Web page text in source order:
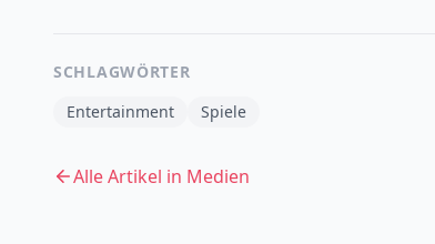
SCHLAGWÖRTER
Entertainment
Spiele
Alle Artikel in Medien